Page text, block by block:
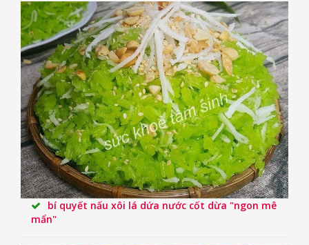
bí quyết nấu xôi lá dứa nước cốt dừa "ngon mê
mẩn"